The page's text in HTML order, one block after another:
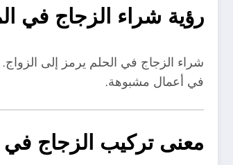
رؤية شراء الزجاج في
شراء الزجاج في الحلم يرمز إلى
في أعمال مشبوهة.
معنى تركيب الزجاج في